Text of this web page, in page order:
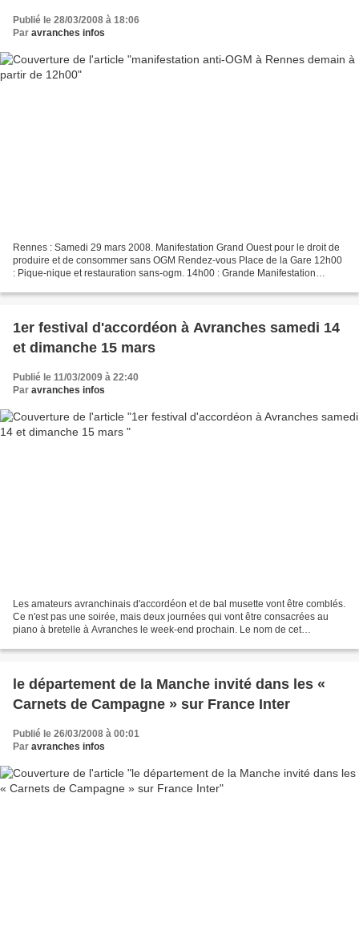
Publié le 28/03/2008 à 18:06
Par avranches infos
Rennes : Samedi 29 mars 2008. Manifestation Grand Ouest pour le droit de
produire et de consommer sans OGM Rendez-vous Place de la Gare 12h00
: Pique-nique et restauration sans-ogm. 14h00 : Grande Manifestation
1er festival d'accordéon à Avranches samedi 14
et dimanche 15 mars
Publié le 11/03/2009 à 22:40
Par avranches infos
Les amateurs avranchinais d'accordéon et de bal musette vont être comblés.
Ce n'est pas une soirée, mais deux journées qui vont être consacrées au
piano à bretelle à Avranches le week-end prochain. Le nom de cet
le département de la Manche invité dans les «
Carnets de Campagne » sur France Inter
Publié le 26/03/2008 à 00:01
Par avranches infos